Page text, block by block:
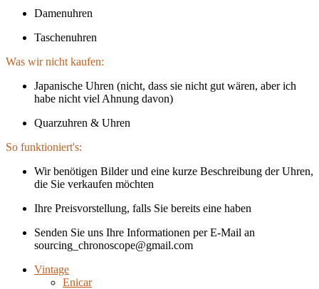
Damenuhren
Taschenuhren
Was wir nicht kaufen:
Japanische Uhren (nicht, dass sie nicht gut wären, aber ich
habe nicht viel Ahnung davon)
Quarzuhren & Uhren
So funktioniert's:
Wir benötigen Bilder und eine kurze Beschreibung der Uhren,
die Sie verkaufen möchten
Ihre Preisvorstellung, falls Sie bereits eine haben
Senden Sie uns Ihre Informationen per E-Mail an
sourcing_chronoscope@gmail.com
Vintage
Enicar